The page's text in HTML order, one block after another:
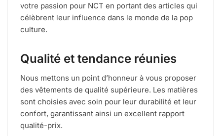
votre passion pour NCT en portant des articles qui
célèbrent leur influence dans le monde de la pop
culture.
Qualité et tendance réunies
Nous mettons un point d’honneur à vous proposer
des vêtements de qualité supérieure. Les matières
sont choisies avec soin pour leur durabilité et leur
confort, garantissant ainsi un excellent rapport
qualité-prix.